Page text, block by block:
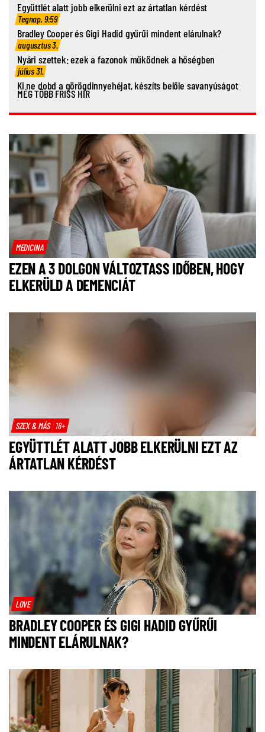
Együttlét alatt jobb elkerülni ezt az ártatlan kérdést
Tegnap, 9:59
Bradley Cooper és Gigi Hadid gyűrűi mindent elárulnak?
augusztus 3.
Nyári szettek: ezek a fazonok működnek a hőségben
július 31.
Ki ne dobd a görögdinnyehéjat, készíts belőle savanyúságot
MÉG TÖBB FRISS HÍR
MEDICINA
EZEN A 3 DOLGON VÁLTOZTASS IDŐBEN, HOGY
ELKERÜLD A DEMENCIÁT
SZEX & MÁS 18+
EGYÜTTLÉT ALATT JOBB ELKERÜLNI EZT AZ
ÁRTATLAN KÉRDÉST
LOVE
BRADLEY COOPER ÉS GIGI HADID GYŰRŰI
MINDENT ELÁRULNAK?